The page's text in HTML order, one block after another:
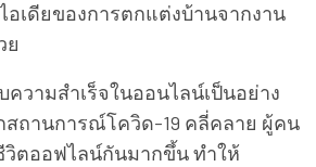
อเดียของการตกแต่งบ้านจากงาน
ย
ความสำเร็จในออนไลน์เป็นอย่าง
ถานการณ์โควิด-19 คลี่คลาย ผู้คน
วิตออฟไลน์กันมากขึ้น ทำให้